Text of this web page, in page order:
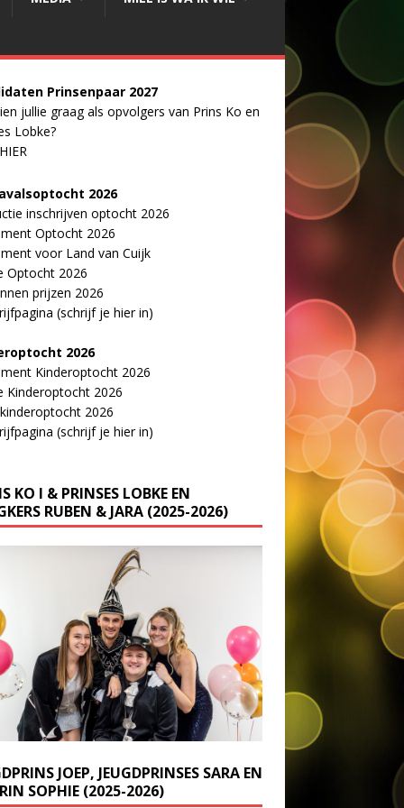
Prinsenpaar 2027
jullie graag als opvolgers van Prins Ko en
Lobke?
2026
inschrijven optocht 2026
Optocht 2026
voor Land van Cuijk
Optocht 2026
prijzen 2026
(schrijf je hier in)
2026
Kinderoptocht 2026
Kinderoptocht 2026
2026
(schrijf je hier in)
KO I & PRINSES LOBKE EN
RUBEN & JARA (2025-2026)
JOEP, JEUGDPRINSES SARA EN
SOPHIE (2025-2026)